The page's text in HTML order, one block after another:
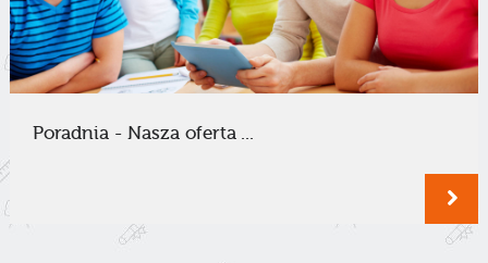
Poradnia - Nasza oferta ...